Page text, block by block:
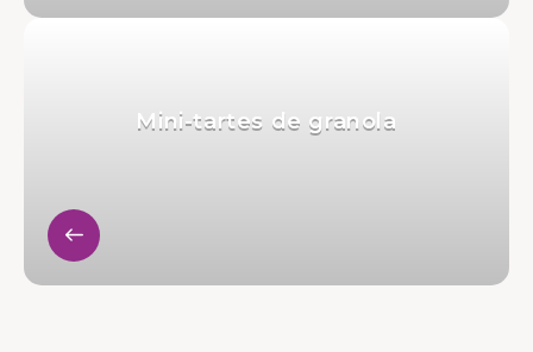
Mini-tartes de granola